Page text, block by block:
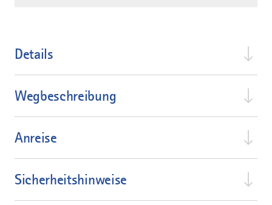
Details
Wegbeschreibung
Anreise
Sicherheitshinweise